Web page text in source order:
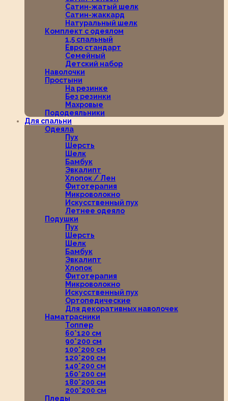
Сатин-жатый шелк
Сатин-жаккард
Натуральный шелк
Комплект с одеялом
1,5 спальный
Евро стандарт
Семейный
Детский набор
Наволочки
Простыни
На резинке
Без резинки
Махровые
Пододеяльники
Для спальни
Одеяла
Пух
Шерсть
Шелк
Бамбук
Эвкалипт
Хлопок / Лен
Фитотерапия
Микроволокно
Искусственный пух
Летнее одеяло
Подушки
Пух
Шерсть
Шелк
Бамбук
Эвкалипт
Хлопок
Фитотерапия
Микроволокно
Искусственный пух
Ортопедические
Для декоративных наволочек
Наматрасники
Топпер
60*120 см
90*200 см
100*200 см
120*200 см
140*200 см
160*200 см
180*200 см
200*200 см
Пледы